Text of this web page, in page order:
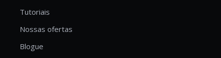
Tutoriais
Nossas ofertas
Blogue